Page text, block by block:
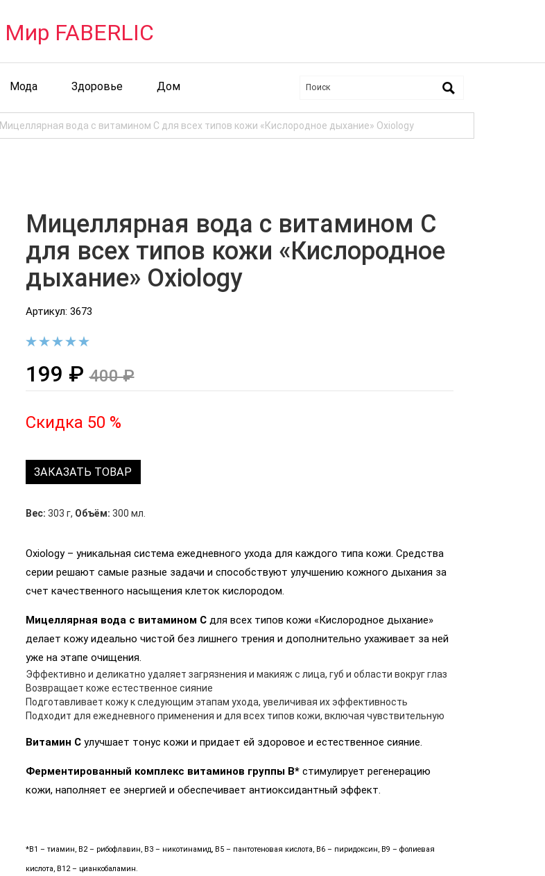
Мир FABERLIC
Мода Здоровье Дом
Мицеллярная вода с витамином C для всех типов кожи «Кислородное дыхание» Oxiology
Мицеллярная вода с витамином C
для всех типов кожи «Кислородное
дыхание» Oxiology
Артикул: 3673
199 ₽400 ₽
Скидка 50 %
ЗАКАЗАТЬ ТОВАР
Вес: 303 г, Объём: 300 мл.
Oxiology – уникальная система ежедневного ухода для каждого типа кожи. Средства
серии решают самые разные задачи и способствуют улучшению кожного дыхания за
счет качественного насыщения клеток кислородом.
Мицеллярная вода с витамином Cдля всех типов кожи «Кислородное дыхание»
делает кожу идеально чистой без лишнего трения и дополнительно ухаживает за ней
уже на этапе очищения.
Эффективно и деликатно удаляет загрязнения и макияж с лица, губ и области вокруг глаз
Возвращает коже естественное сияние
Подготавливает кожу к следующим этапам ухода, увеличивая их эффективность
Подходит для ежедневного применения и для всех типов кожи, включая чувствительную
Витамин Сулучшает тонус кожи и придает ей здоровое и естественное сияние.
Ферментированный комплекс витаминов группы B*стимулирует регенерацию
кожи, наполняет ее энергией и обеспечивает антиоксидантный эффект.
*B1 – тиамин, B2 – рибофлавин, B3 – никотинамид, B5 – пантотеновая кислота, B6 – пиридоксин, B9 – фолиевая
кислота, B12 – цианкобаламин.